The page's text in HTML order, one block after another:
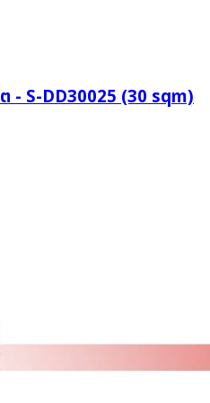
- S-DD30025 (30 sqm)